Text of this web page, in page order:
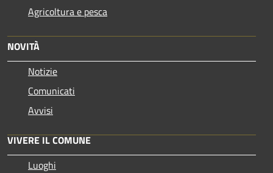
Agricoltura e pesca
NOVITÀ
Notizie
Comunicati
Avvisi
VIVERE IL COMUNE
Luoghi